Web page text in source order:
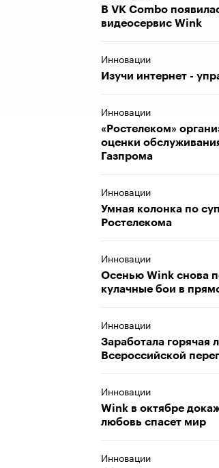
В VK Combo
видеосервис Wink
Инновации
Изучи интернет -
Инновации
«Ростелеком»
оценки
Газпрома
Инновации
Умная колонка по
Ростелекома
Инновации
Осенью Wink снова
кулачные бои в
Инновации
Заработала горячая
Всероссийской
Инновации
Wink в октябре
любовь спасет мир
Инновации